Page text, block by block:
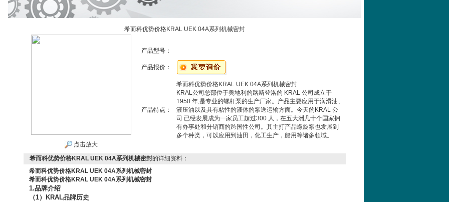
希而科优势价格KRAL UEK 04A系列机械密封
点击放大
产品型号：
产品报价：
产品特点：
希而科优势价格KRAL UEK 04A系列机械密封
KRAL公司总部位于奥地利的路斯登洛的 KRAL 公司成立于
1950 年,是专业的螺杆泵的生产厂家。产品主要应用于润滑油、
液压油以及具有粘性的液体的泵送运输方面。今天的KRAL 公
司 已经发展成为一家员工超过300 人，在五大洲几十个国家拥
有办事处和分销商的跨国性公司。其主打产品螺旋泵也发展到
多个种类，可以应用到油田，化工生产，船用等诸多领域。
希而科优势价格KRAL UEK 04A系列机械密封的详细资料：
希而科优势价格KRAL UEK 04A系列机械密封
希而科优势价格KRAL UEK 04A系列机械密封
1.品牌介绍
（1） KRAL品牌历史